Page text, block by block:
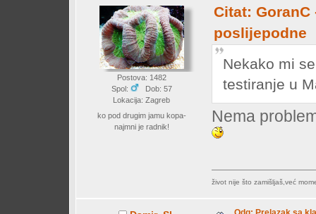
Postova: 1482
Spol:
Dob: 57
Lokacija: Zagreb
ko pod drugim jamu kopa-
najmni je radnik!
Citat: GoranC
poslijepodne
Nekako mi
testiranje u
Nema
život nije što zamišljaš,već